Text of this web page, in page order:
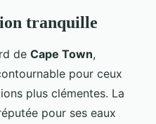
tranquille
de Cape Town,
pour ceux
plus clémentes. La
pour ses eaux